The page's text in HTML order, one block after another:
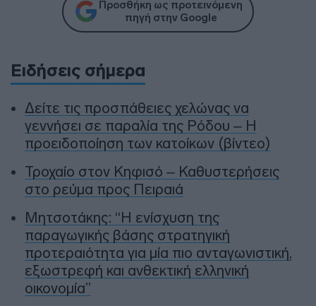
Προσθήκη ως προτεινόμενη
πηγή στην Google
Ειδήσεις σήμερα
Δείτε τις προσπάθειες χελώνας να
γεννήσει σε παραλία της Ρόδου – Η
προειδοποίηση των κατοίκων (βίντεο)
Τροχαίο στον Κηφισό – Καθυστερήσεις
στο ρεύμα προς Πειραιά
Μητσοτάκης: “Η ενίσχυση της
παραγωγικής βάσης στρατηγική
προτεραιότητα για μία πιο ανταγωνιστική,
εξωστρεφή και ανθεκτική ελληνική
οικονομία”